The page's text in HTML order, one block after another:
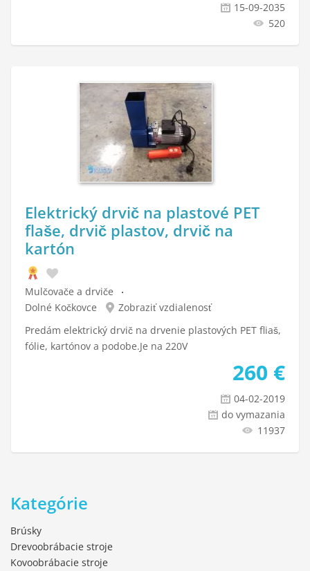
15-09-2035
520
Elektrický drvič na plastové PET
flaše, drvič plastov, drvič na
kartón
Mulčovače a drviče
Dolné Kočkovce
Zobraziť vzdialenosť
Predám elektrický drvič na drvenie plastových PET fliaš,
fólie, kartónov a podobe.Je na 220V
260 €
04-02-2019
do vymazania
11937
Kategórie
Brúsky
Drevoobrábacie stroje
Kovoobrábacie stroje